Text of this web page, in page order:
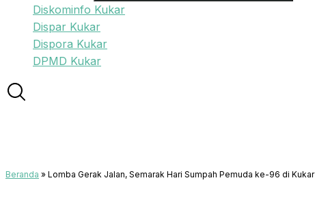
Diskominfo Kukar
Dispar Kukar
Dispora Kukar
DPMD Kukar
Beranda » Lomba Gerak Jalan, Semarak Hari Sumpah Pemuda ke-96 di Kukar